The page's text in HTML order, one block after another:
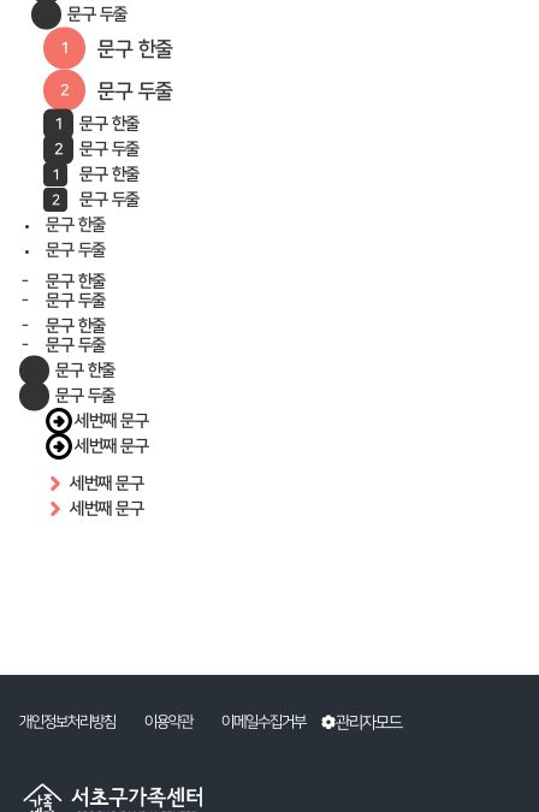
문구 두줄
문구 한줄
문구 두줄
문구 한줄
문구 두줄
문구 한줄
문구 두줄
문구 한줄
문구 두줄
문구 한줄
문구 두줄
문구 한줄
문구 두줄
문구 한줄
문구 두줄
세번째 문구
세번째 문구
세번째 문구
세번째 문구
개인정보처리방침 이용약관 이메일수집거부 관리자모드